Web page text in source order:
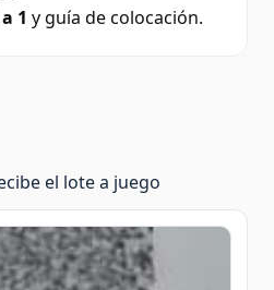
1 y guía de colocación.
el lote a juego